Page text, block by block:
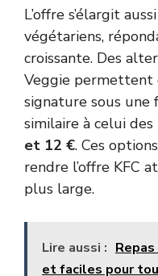
L’offre s’élargit
végétariens,
croissante. Des
Veggie permettent
signature sous une
similaire à celui
et 12 €. Ces
rendre l’offre KFC
plus large.
Lire aussi :
et faciles pour